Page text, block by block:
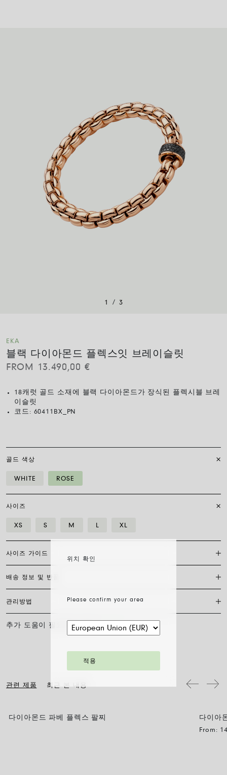
위치 확인
Please confirm your area
적용
1 / 3
EKA
블랙 다이아몬드 플렉스잇 브레이슬릿
FROM
13.490,00 €
18캐럿 골드 소재에 블랙 다이아몬드가 장식된 플렉시블 브레
이슬릿
코드: 60411BX_PN
골드 색상
WHITE ROSE
사이즈
XS S M L XL
사이즈 가이드
플렉시트 브레이슬릿은 특허받은 포페의 독점 제품으로, 18캐럿 금으로
완전히 제작되어 신축성이 있어 걸쇠가 필요하지 않습니다. 적합한 사이
즈를 찾으려면 손목 둘레를 측정하기만 하면 됩니다. 줄자나 실, 종이 조
각을 사용해 측정한 후 자로 길이를 재고 아래 표와 비교하세요.
사이즈 S M L XL
팔찌 직경은 최대 30%까지 확장 가능하며 유연성 덕분에 착용이 간편합
니다: 손가락 위로 말아 올려 손목까지 내리기만 하면 됩니다. 그게 전부
배송 정보 및 반품
FedEx를 통한 배송은 무료이며, 결제 완료일로부터 7~20일 이내에 배송
됩니다. 모든 주얼리는 FOPE 오리지널 패키지에 포장되어 발송됩니다.
주문 준비 소요 일수를 확인하려면 소재와 사이즈를 선택해 주세요.
관리방법
FOPE 주얼리의 광택과 아름다움을 오래도록 유지하기 위해 화학 제품이
나 화장품과의 접촉을 피하시고, 취침 전이나 운동 전에는 귀걸이, 목걸
세척 방법이 필요하지 않습니다. 부드러운 마른 천으로 표면을 닦아주시
기만 하면 됩니다. 다이아몬드 주얼리는 물과 순한 비누로 세척한 후 헹
구어 자연 건조시켜 주십시오.
추가 도움이 필요하신가요?문의하기
관련 제품 최근 본 내용
다이아몬드 파베 플렉스 팔찌
다이아
From: